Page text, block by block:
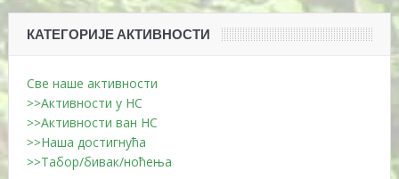
КАТЕГОРИЈЕ АКТИВНОСТИ
Све наше активности
>>Активности у НС
>>Активности ван НС
>>Наша достигнућа
>>Табор/бивак/ноћења